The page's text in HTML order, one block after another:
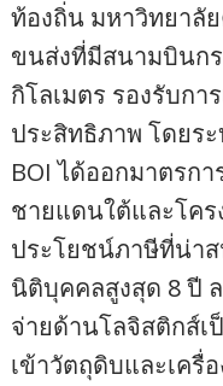
ท้องถิ่น มหาวิทยาลั
ขนส่งที่มีสนามบินก
กิโลเมตร รองรับกา
ประสิทธิภาพ โดยร
BOI ได้ออกมาตรก
ชายแดนใต้และโค
ประโยชน์ภาษีที่น่าส
นิติบุคคลสูงสุด 8 ปี
จ่ายด้านโลจิสติกส์เ
เข้าวัตถุดิบและเครื่